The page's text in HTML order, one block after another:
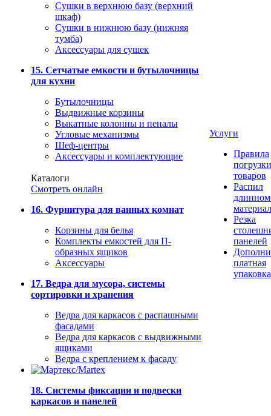
Сушки в верхнюю базу (верхний
шкаф)
Сушки в нижнюю базу (нижняя
тумба)
Аксессуары для сушек
15. Сетчатые емкости и бутылочницы
для кухни
Бутылочницы
Выдвижные корзины
Выкатные колонны и пеналы
Угловые механизмы
Шеф-центры
Аксессуары и комплектующие
Каталоги
Смотреть онлайн
16. Фурнитура для ванных комнат
Корзины для белья
Комплекты емкостей для П-
образных ящиков
Аксессуары
17. Ведра для мусора, системы
сортировки и хранения
Ведра для каркасов с распашными
фасадами
Ведра для каркасов с выдвижными
ящиками
Ведра с креплением к фасаду
18. Системы фиксации и подвески
каркасов и панелей
Услуги
Правила
погрузки
товаров
Распил
Резка
панелей
платная
упаковка